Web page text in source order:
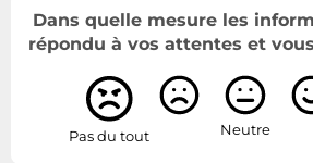
Dans quelle mesure les
répondu à vos attentes et
Pas du tout Neutre